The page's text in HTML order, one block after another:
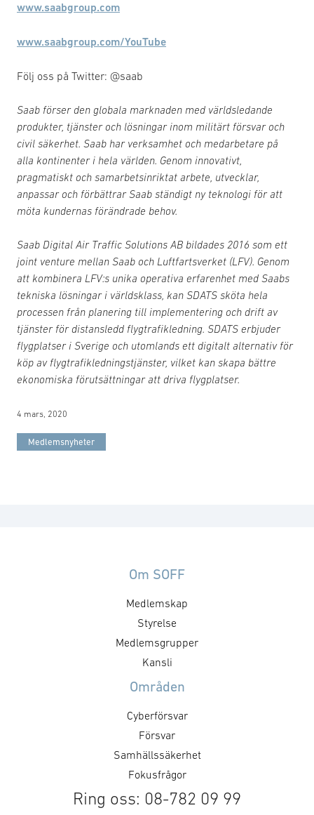
www.saabgroup.com
www.saabgroup.com/YouTube
Följ oss på Twitter: @saab
Saab förser den globala marknaden med världsledande
produkter, tjänster och lösningar inom militärt försvar och
civil säkerhet. Saab har verksamhet och medarbetare på
alla kontinenter i hela världen. Genom innovativt,
pragmatiskt och samarbetsinriktat arbete, utvecklar,
anpassar och förbättrar Saab ständigt ny teknologi för att
möta kundernas förändrade behov.
Saab Digital Air Traffic Solutions AB bildades 2016 som ett
joint venture mellan Saab och Luftfartsverket (LFV). Genom
att kombinera LFV:s unika operativa erfarenhet med Saabs
tekniska lösningar i världsklass, kan SDATS sköta hela
processen från planering till implementering och drift av
tjänster för distansledd flygtrafikledning. SDATS erbjuder
flygplatser i Sverige och utomlands ett digitalt alternativ för
köp av flygtrafikledningstjänster, vilket kan skapa bättre
ekonomiska förutsättningar att driva flygplatser.
4 mars, 2020
Medlemsnyheter
Om SOFF
Medlemskap
Styrelse
Medlemsgrupper
Kansli
Områden
Cyberförsvar
Försvar
Samhällssäkerhet
Fokusfrågor
Ring oss: 08-782 09 99